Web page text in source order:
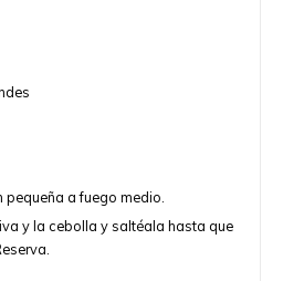
a fuego medio.
y la cebolla y saltéala hasta que